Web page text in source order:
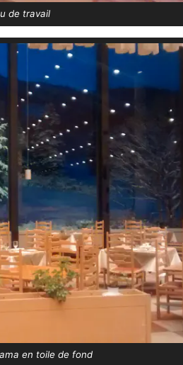
de travail
en toile de fond